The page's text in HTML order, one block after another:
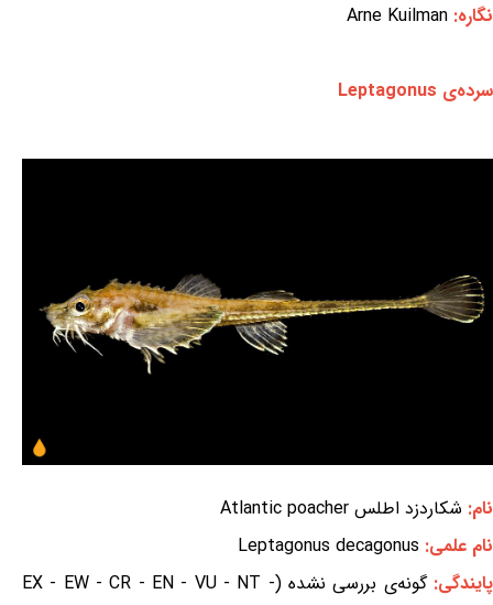
نگاره: Arne Kuilman
سرده‌ی Leptagonus
نام: شکاردزد اطلس Atlantic poacher
نام علمی: Leptagonus decagonus
پایندگی:
گونه‌ی بررسی نشده (EX - EW - CR - EN - VU - NT -